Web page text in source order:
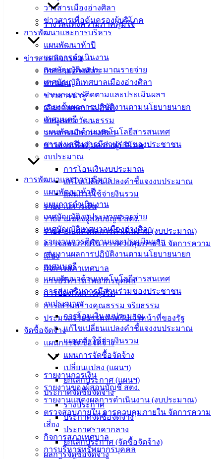
วารสารเมืองอ่างศิลา
ข่าวสารเพื่อคุ้มครองผู้บริโภค
การพัฒนาและการบริหาร
แผนพัฒนาห้าปี
แผนการดำเนินงาน
เทศบัญญัติงบประมาณรายจ่าย
เทศบัญญัติเทศบาลเมืองอ่างศิลา
รายงานการติดตามและประเมินผลฯ
รายงานผลการปฏิบัติงานตามนโยบายนายก
เทศมนตรี
แผนพัฒนาด้านเทคโนโลยีสารสนเทศ
การส่งเสริมการมีส่วนร่วมของประชาชน
งบประมาณ
การโอนเงินงบประมาณ
แก้ไขเปลี่ยนแปลงคำชี้แจงงบประมาณ
แผนการใช้จ่ายงินรวม
รายงานการเงิน
รายงานของผู้สอบบัญชี สตง.
รายงานแสดงผลการดำเนินงาน (งบประมาณ)
ตรวจสอบภายใน การควบคุมภายใน จัดการความ
เสี่ยง
กิจการสภาเทศบาล
การบริหารทรัพยากรบุคคล
การป้องกันการทุจริต
การเสริมสร้างคุณธรรม จริยธรรม
ประมวลจริยธรรมสำหรับเจ้าหน้าที่ของรัฐ
จัดซื้อจัดจ้าง
แผนการจัดซื้อจัดจ้าง
แผนการจัดซื้อจัดจ้าง
เปลี่ยนแปลง (แผนฯ)
ยกเลิกประกาศ (แผนฯ)
ประกาศจัดซื้อจัดจ้าง
ร่างประกาศ
ประกาศจัดซื้อจัดจ้าง
ประกาศราคากลาง
ยกเลิกประกาศ (จัดซื้อจัดจ้าง)
ผลการจัดซื้อจัดจ้าง
รางวัลแห่งความภาคภูมิใจ
ข่าวสาร กิจกรรม
กิจกรรมอ่างศิลา
ข่าวเด่น
ข่าวสารน่ารู้
เลือกตั้งเทศบาล 2568
ข้อมูลทางวัฒนธรรม
วารสารเมืองอ่างศิลา
ข่าวสารเพื่อคุ้มครองผู้บริโภค
การพัฒนาและการบริหาร
แผนพัฒนาห้าปี
แผนการดำเนินงาน
เทศบัญญัติงบประมาณรายจ่าย
เทศบัญญัติเทศบาลเมืองอ่างศิลา
รายงานการติดตามและประเมินผลฯ
รายงานผลการปฏิบัติงานตามนโยบายนายก
เทศมนตรี
แผนพัฒนาด้านเทคโนโลยีสารสนเทศ
การส่งเสริมการมีส่วนร่วมของประชาชน
งบประมาณ
การโอนเงินงบประมาณ
แก้ไขเปลี่ยนแปลงคำชี้แจงงบประมาณ
แผนการใช้จ่ายงินรวม
รายงานการเงิน
รายงานของผู้สอบบัญชี สตง.
รายงานแสดงผลการดำเนินงาน (งบประมาณ)
ตรวจสอบภายใน การควบคุมภายใน จัดการความ
เสี่ยง
กิจการสภาเทศบาล
การบริหารทรัพยากรบุคคล
ดาวน์โหลด
แบบ
ฟอร์ม,
เอกสาร
คู่มือ
สำหรับ
ประชาชน/
คู่มือการ
ปฏิบัติ
งาน
ข่าวสาร
น่ารู้
ศุนย์
ข่าวสาร
อิเล็กทรอนิกส์
องค์
ความรู้
(Knowledge
Management)
เทศบาล
สายตรง
นายก
ประวัติ
เทศบาล
ผู้บริหาร
และ
หัวหน้า
ส่วน
ราชการ
เทศบาล
สงวนลิขสิทธิ์ © 2563 เทศบาลเมืองอ่างศิลา จังหวัดชลบุรี |